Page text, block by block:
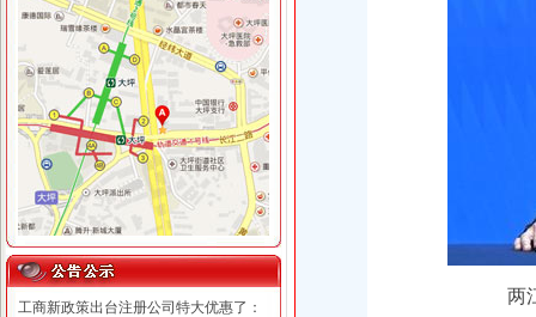
工商新政策出台注册公司特大优惠了：
两